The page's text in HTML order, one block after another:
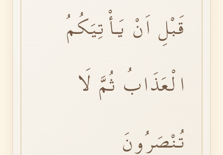
قَبْلِ اَنْ يَأْتِيَكُمُ
الْعَذَابُ ثُمَّ لَا
تُنْصَرُونَ